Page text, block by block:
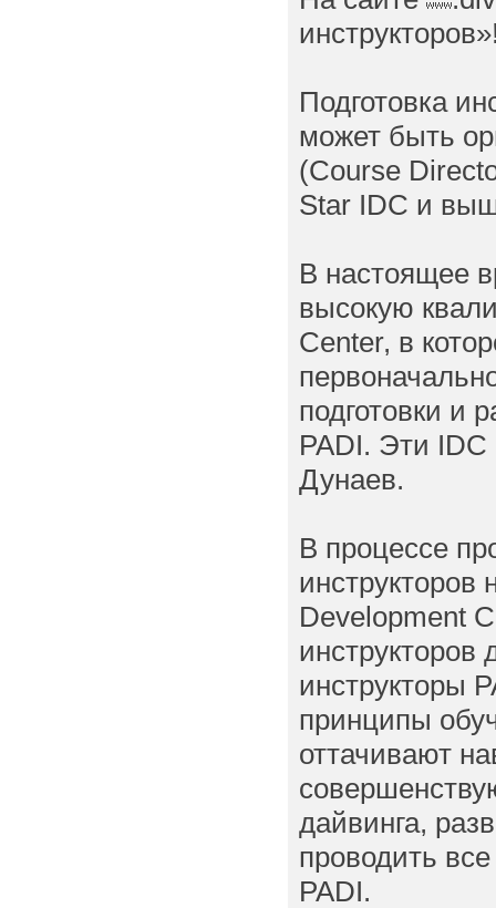
Подготовка
может быть
(Course
Star IDC и
В настоящее
высокую
Center, в
подготовки и
PADI. Эти IDC
Дунаев.
В процессе
инструкторов
Development
инструкторов
инструкторы
принципы
оттачивают
дайвинга,
проводить
PADI.